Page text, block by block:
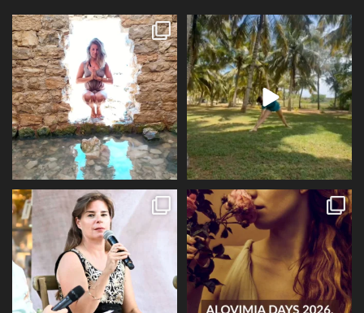
Dolaz da sam bila plava i dokaz da
preko ljeta
72 1
Da ne ispadne da samo radim 😅
Kad se dokopam...
29 2
Prošli tjedan @alqvimia_hrvatska je
slavila 2...
67 6
U srijedu 24.6 i četvrtak 25.6
Alqvimia store
16